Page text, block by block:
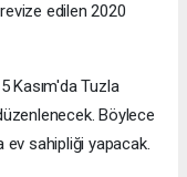
edilen 2020
Kasım'da Tuzla
Böylece
ev sahipliği yapacak.